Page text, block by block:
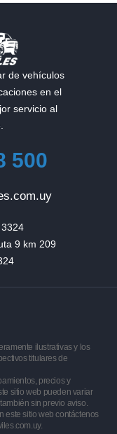
de vehículos
en el
servicio al
500
9 km 209
ilustrativas y los
titulares de
precios y
sitio web pueden variar
sin previo aviso.
este sitio web contáctenos
.